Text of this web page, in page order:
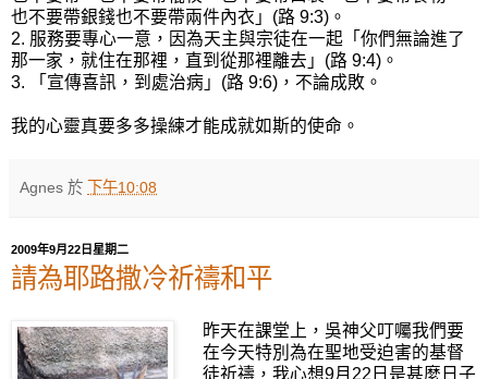
也不要帶銀錢也不要帶兩件內衣」(路 9:3)。
2. 服務要專心一意，因為天主與宗徒在一起「你們無論進了
那一家，就住在那裡，直到從那裡離去」(路 9:4)。
3. 「宣傳喜訊，到處治病」(路 9:6)，不論成敗。
我的心靈真要多多操練才能成就如斯的使命。
Agnes 於 下午10:08
2009年9月22日星期二
請為耶路撒冷祈禱和平
昨天在課堂上，吳神父叮囑我們要
在今天特別為在聖地受迫害的基督
徒祈禱，我心想9月22日是甚麼日子